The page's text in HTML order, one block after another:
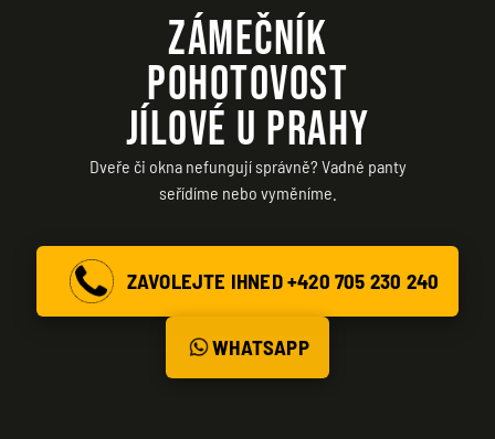
ZÁMEČNÍK
POHOTOVOST
JÍLOVÉ U PRAHY
Dveře či okna nefungují správně? Vadné panty
seřídíme nebo vyměníme.
ZAVOLEJTE IHNED +420 705 230 240
WHATSAPP